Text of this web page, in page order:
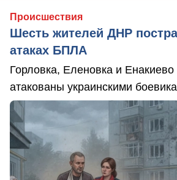
Происшествия
Шесть жителей ДНР
атаках БПЛА
Горловка, Еленовка и
атакованы украинскими